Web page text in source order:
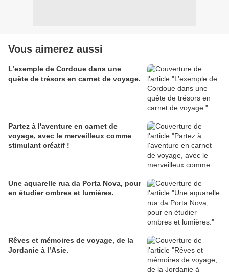
Vous aimerez aussi
L’exemple de Cordoue dans une
quête de trésors en carnet de voyage.
Partez à l'aventure en carnet de
voyage, avec le merveilleux comme
stimulant créatif !
Une aquarelle rua da Porta Nova, pour
en étudier ombres et lumières.
Rêves et mémoires de voyage, de la
Jordanie à l’Asie.